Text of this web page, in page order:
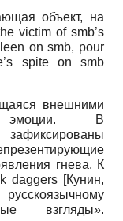
объект, на
victim of smb’s
on smb, pour
spite on smb
внешними
эмоции. В
зафиксированы
гнева. К
daggers [Кунин,
взгляды».